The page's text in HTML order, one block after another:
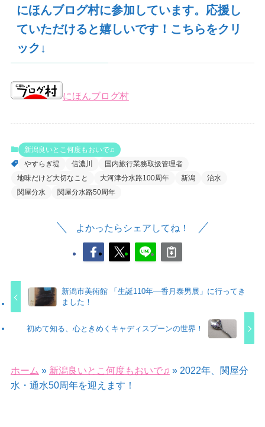
にほんブログ村に参加しています。応援し
ていただけると嬉しいです！こちらをクリ
ック↓
にほんブログ村
新潟良いとこ何度もおいで♫
やすらぎ堤
信濃川
国内旅行業務取扱管理者
地味だけど大切なこと
大河津分水路100周年 新潟
治水
関屋分水
関屋分水路50周年
よかったらシェアしてね！
新潟市美術館 「生誕110年―香月泰男展」に行ってき
ました！
初めて知る、心ときめくキャディスプーンの世界！
ホーム » 新潟良いとこ何度もおいで♫ »2022年、関屋分
水・通水50周年を迎えます！